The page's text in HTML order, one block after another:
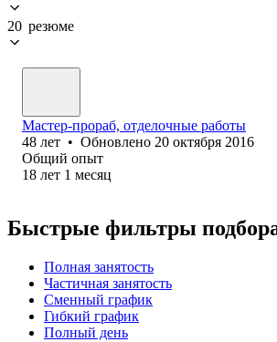
20 резюме
Мастер-прораб, отделочные работы
48 лет • Обновлено 20 октября 2016
Общий опыт
18 лет 1 месяц
Быстрые фильтры
Полная занятость
Частичная занятость
Сменный график
Гибкий график
Полный день